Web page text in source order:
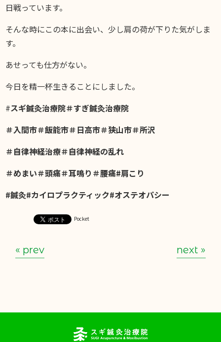
日戦っています。
そんな時にこの本に出会い、少し肩の荷が下りた気がしま
す。
あせっても仕方がない。
今日を精一杯生きることにしました。
#スギ鍼灸治療院＃すぎ鍼灸治療院
＃入間市＃飯能市＃日高市＃狭山市＃所沢
＃自律神経治療＃自律神経の乱れ
＃めまい＃頭痛＃耳鳴り＃腰痛#肩こり
#鍼灸#カイロプラクティック#オステオパシー
Pocket
« prev next »